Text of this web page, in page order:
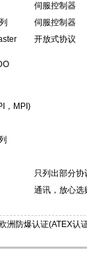
伺服控制器
伺服控制器
开放式协议
，MPI)
只列出部分协
通讯，放心选
洲防爆认证(ATEX认